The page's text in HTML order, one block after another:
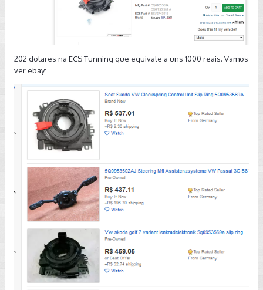
202 dolares na ECS Tunning que equivale a uns 1000 reais. Vamos
ver ebay: